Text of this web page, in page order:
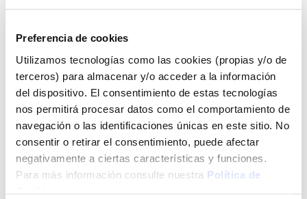
Preferencia de cookies
Utilizamos tecnologías como las cookies (propias y/o de
terceros) para almacenar y/o acceder a la información
del dispositivo. El consentimiento de estas tecnologías
nos permitirá procesar datos como el comportamiento de
navegación o las identificaciones únicas en este sitio. No
consentir o retirar el consentimiento, puede afectar
negativamente a ciertas características y funciones.
Para más información consulte nuestra Política de
Ver más
7,82 €
Agotado
Introduce tu e-mail y te avisaremos si el artículo vuelve a
estar disponible.
Avisarme